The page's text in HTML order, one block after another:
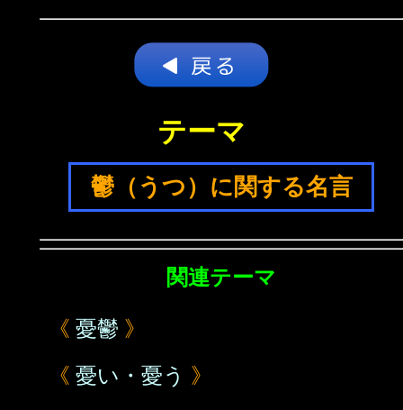
テーマ
鬱（うつ）に関する名言
関連テーマ
《 憂鬱 》
《 憂い・憂う 》